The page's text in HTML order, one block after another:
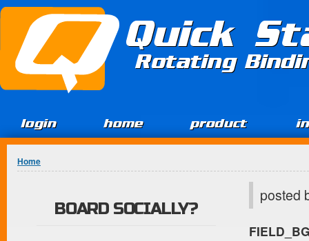
Jump to Content
Quick
Rotating
login home product
You are here
Home
posted
BOARD SOCIALLY?